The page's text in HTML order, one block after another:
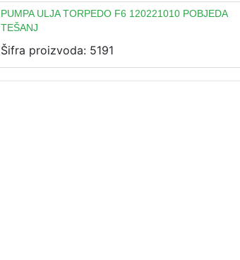
PUMPA ULJA TORPEDO F6 120221010 POBJEDA
TEŠANJ
Šifra proizvoda: 5191